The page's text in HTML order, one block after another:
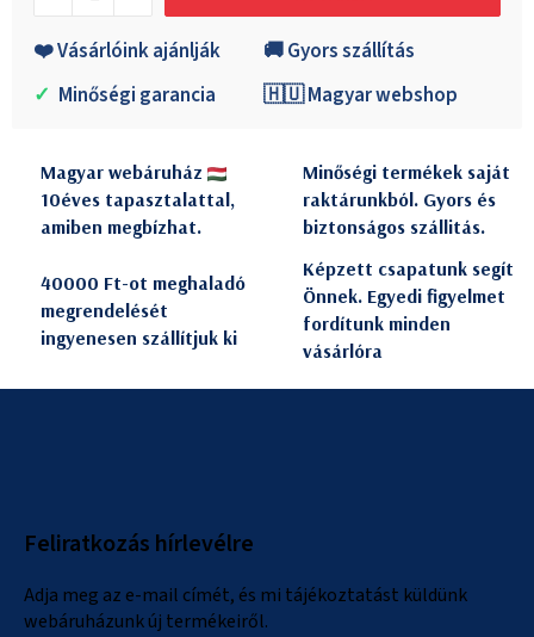
❤️ Vásárlóink ajánlják
🚚 Gyors szállítás
✓ Minőségi garancia 🇭🇺 Magyar webshop
Magyar webáruház
10éves tapasztalattal,
amiben megbízhat.
Minőségi termékek saját
raktárunkból. Gyors és
biztonságos szállitás.
40000 Ft-ot meghaladó
megrendelését
ingyenesen szállítjuk ki
Képzett csapatunk segít
Önnek. Egyedi figyelmet
fordítunk minden
vásárlóra
Feliratkozás hírlevélre
Adja meg az e-mail címét, és mi tájékoztatást küldünk
webáruházunk új termékeiről.